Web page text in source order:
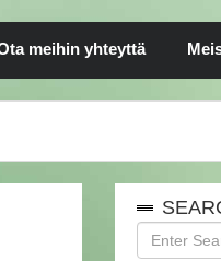
meihin yhteyttä